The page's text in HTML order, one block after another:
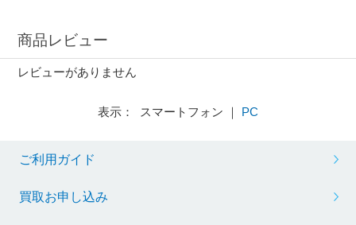
商品レビュー
レビューがありません
表示： スマートフォン ｜ PC
ご利用ガイド
買取お申し込み